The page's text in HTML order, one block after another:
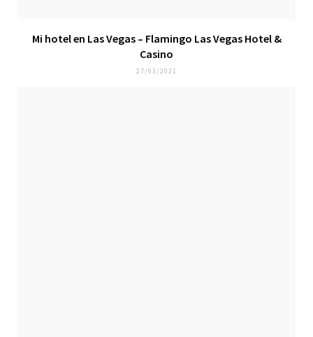
Mi hotel en Las Vegas – Flamingo Las Vegas Hotel &
Casino
27/03/2021